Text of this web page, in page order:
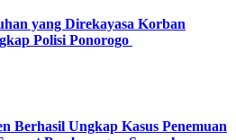
yang Direkayasa Korban
Polisi Ponorogo
Berhasil Ungkap Kasus Penemuan